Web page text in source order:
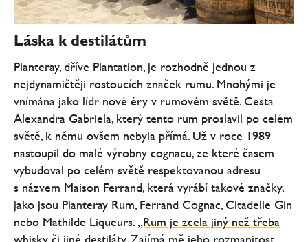
Láska k destilátům
Planteray, dříve Plantation, je rozhodně jednou z
nejdynamičtěji rostoucích značek rumu. Mnohými je
vnímána jako lídr nové éry v rumovém světě. Cesta
Alexandra Gabriela, který tento rum proslavil po celém
světě, k němu ovšem nebyla přímá. Už v roce 1989
nastoupil do malé výrobny cognacu, ze které časem
vybudoval po celém světě respektovanou adresu
s názvem Maison Ferrand, která vyrábí takové značky,
jako jsou Planteray Rum, Ferrand Cognac, Citadelle Gin
nebo Mathilde Liqueurs. „Rum je zcela jiný než třeba
whisky či jiné destiláty. Zajímá mě jeho rozmanitost,